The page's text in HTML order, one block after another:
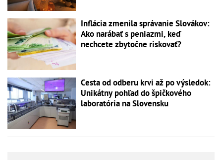
Inflácia zmenila správanie Slovákov:
Ako narábať s peniazmi, keď
nechcete zbytočne riskovať?
Cesta od odberu krvi až po výsledok:
Unikátny pohľad do špičkového
laboratória na Slovensku